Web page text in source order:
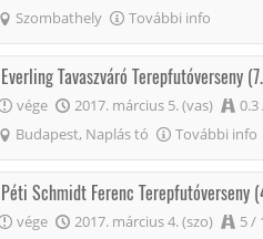
Szombathely
További info
Everling Tavaszváró Terepfutóverseny
vége 2017. március 5. (vas)
Budapest, Naplás tó
További info
Péti Schmidt Ferenc Terepfutóverseny
vége 2017. március 4. (szo)
5 /